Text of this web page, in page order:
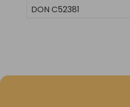
DON C52381